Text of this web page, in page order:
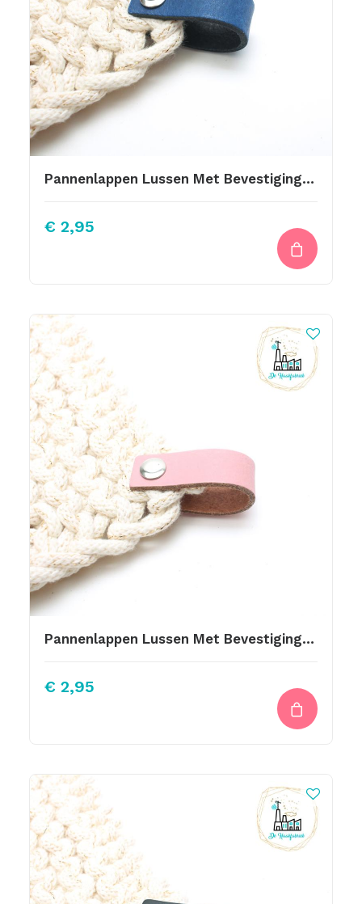
Pannenlappen Lussen Met Bevestiging Schroef Donkerblauw
€ 2,95
Pannenlappen Lussen Met Bevestiging Schroef Roze
€ 2,95